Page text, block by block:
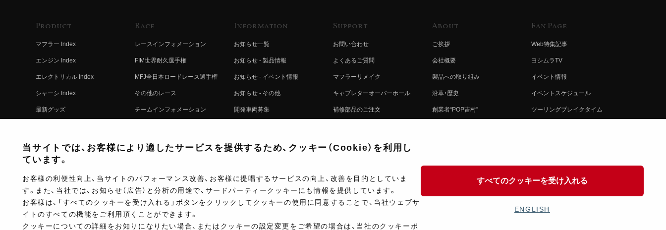
Product
マフラー Index
エンジン Index
エレクトリカル Index
シャーシ Index
最新グッズ
コンプリート
Race
レースインフォメーション
FIM世界耐久選手権
MFJ全日本ロードレース選手権
その他のレース
チームインフォメーション
レースムービー
Information
お知らせ一覧
お知らせ - 製品情報
お知らせ - イベント情報
お知らせ - その他
開発車両募集
注文方法
Support
お問い合わせ
よくあるご質問
マフラーリメイク
キャブレターオーバーホール
補修部品のご注文
製品に関する重要なお知らせ
ポイントについて
ショップ情報
製品マニュアル検索
About
ご挨拶
会社概要
製品への取り組み
沿革・歴史
創業者“POP吉村”
Fan Page
Web特集記事
ヨシムラTV
イベント情報
イベントスケジュール
ツーリングブレイクタイム
当サイトでは、お客様により適したサービスを提供するため、クッキー（Cookie）を利用し
ています。
お客様の利便性向上、当サイトのパフォーマンス改善、お客様に提唱するサービスの向上、改善を目的としていま
す。また、当社では、お知らせ（広告）と分析の用途で、サードパーティークッキーにも情報を提供しています。
お客様は、「すべてのクッキーを受け入れる」ボタンをクリックしてクッキーの使用に同意することで、当社ウェブサ
イトのすべての機能をご利用頂くことができます。
クッキーについての詳細をお知りになりたい場合、またはクッキーの設定変更をご希望の場合は、当社のクッキーポ
すべてのクッキーを受け入れる
ENGLISH